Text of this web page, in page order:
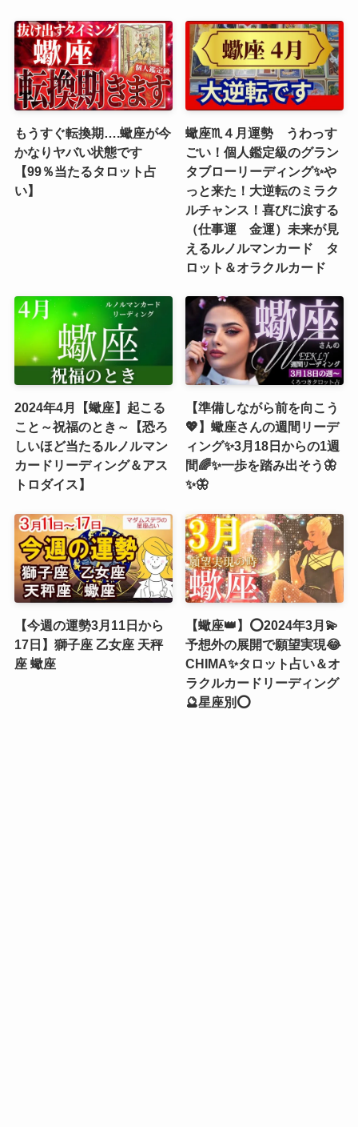
もうすぐ転換期….蠍座が今
かなりヤバい状態です
【99％当たるタロット占
い】
蠍座♏４月運勢 うわっす
ごい！個人鑑定級のグラン
タブローリーディング✨や
っと来た！大逆転のミラク
ルチャンス！喜びに涙する
（仕事運 金運）未来が見
えるルノルマンカード タ
ロット＆オラクルカード
2024年4月【蠍座】起こる
こと～祝福のとき～【恐ろ
しいほど当たるルノルマン
カードリーディング＆アス
トロダイス】
【準備しながら前を向こう
💖】蠍座さんの週間リーデ
ィング✨3月18日からの1週
間🌈✨一歩を踏み出そう🦋
✨🦋
【今週の運勢3月11日から
17日】獅子座 乙女座 天秤
座 蠍座
【蠍座👑】⭕2024年3月💫
予想外の展開で願望実現😂
CHIMA✨タロット占い＆オ
ラクルカードリーディング
🔮星座別⭕